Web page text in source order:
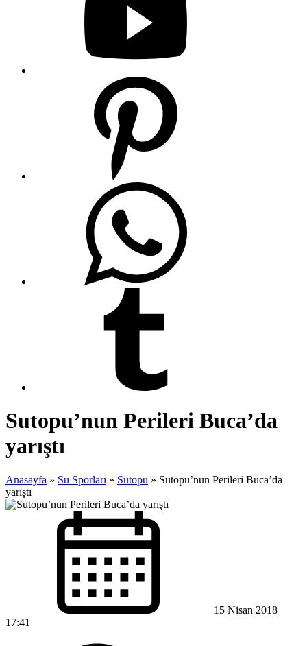
Sutopu’nun Perileri Buca’da
yarıştı
Anasayfa » Su Sporları » Sutopu » Sutopu’nun Perileri Buca’da
yarıştı
15 Nisan 2018
17:41